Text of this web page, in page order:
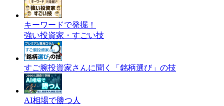
キーワードで発掘！
強い投資家・すごい技
すご腕投資家さんに聞く「銘柄選び」の技
AI相場で勝つ人